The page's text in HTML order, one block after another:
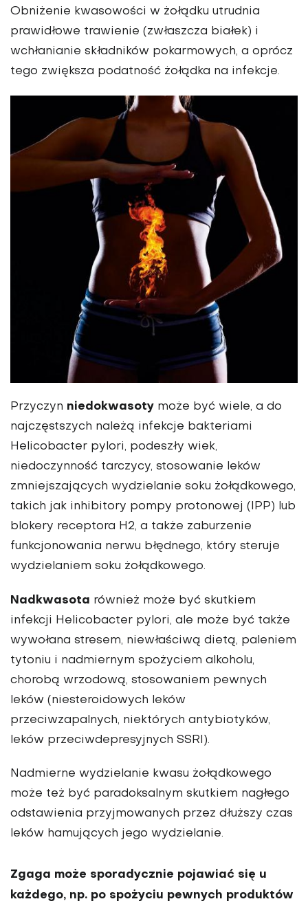
Obniżenie kwasowości w żołądku utrudnia
prawidłowe trawienie (zwłaszcza białek) i
wchłanianie składników pokarmowych, a oprócz
tego zwiększa podatność żołądka na infekcje.
Przyczyn niedokwasoty może być wiele, a do
najczęstszych należą infekcje bakteriami
Helicobacter pylori, podeszły wiek,
niedoczynność tarczycy, stosowanie leków
zmniejszających wydzielanie soku żołądkowego,
takich jak inhibitory pompy protonowej (IPP) lub
blokery receptora H2, a także zaburzenie
funkcjonowania nerwu błędnego, który steruje
wydzielaniem soku żołądkowego.
Nadkwasota również może być skutkiem
infekcji Helicobacter pylori, ale może być także
wywołana stresem, niewłaściwą dietą, paleniem
tytoniu i nadmiernym spożyciem alkoholu,
chorobą wrzodową, stosowaniem pewnych
leków (niesteroidowych leków
przeciwzapalnych, niektórych antybiotyków,
leków przeciwdepresyjnych SSRI).
Nadmierne wydzielanie kwasu żołądkowego
może też być paradoksalnym skutkiem nagłego
odstawienia przyjmowanych przez dłuższy czas
leków hamujących jego wydzielanie.
Zgaga może sporadycznie pojawiać się u
każdego, np. po spożyciu pewnych produktów